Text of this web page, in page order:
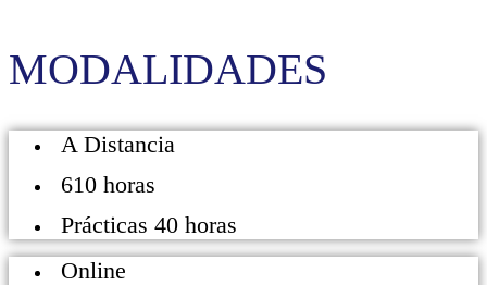
MODALIDADES
A Distancia
610 horas
Prácticas 40 horas
Online